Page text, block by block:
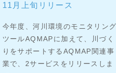
11月上旬リリース
今年度、河川環境のモニタリング
ツールAQMAPに加えて、川づく
りをサポートするAQMAP関連事
業で、2サービスをリリースしま